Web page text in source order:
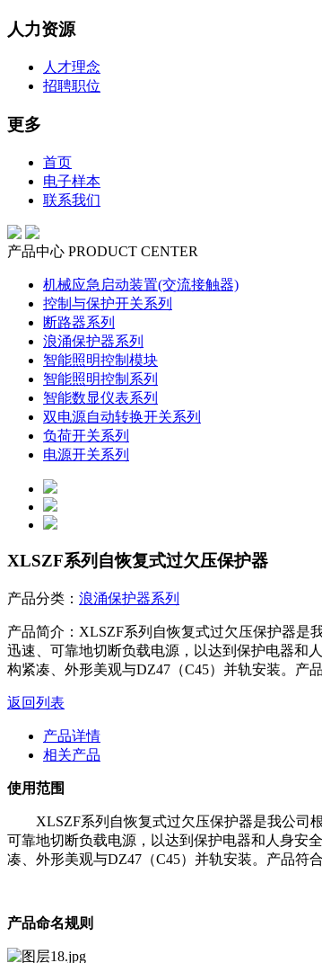
人力资源
人才理念
招聘职位
更多
首页
电子样本
联系我们
产品中心 PRODUCT CENTER
机械应急启动装置(交流接触器)
控制与保护开关系列
断路器系列
浪涌保护器系列
智能照明控制模块
智能照明控制系列
智能数显仪表系列
双电源自动转换开关系列
负荷开关系列
电源开关系列
XLSZF系列⾃恢复式过⽋压保护器
产品分类： 浪涌保护器系列
产品简介： XLSZF系列⾃恢复式过⽋压保护器是
迅速、可靠地切断负载电源，以达到保护电器和
构紧凑、外形美观与DZ47（C45）并轨安装。产
返回列表
产品详情
相关产品
使⽤范围
XLSZF系列⾃恢复式过⽋压保护器是我公司
可靠地切断负载电源，以达到保护电器和⼈⾝安
凑、外形美观与DZ47（C45）并轨安装。产品符
产品命名规则